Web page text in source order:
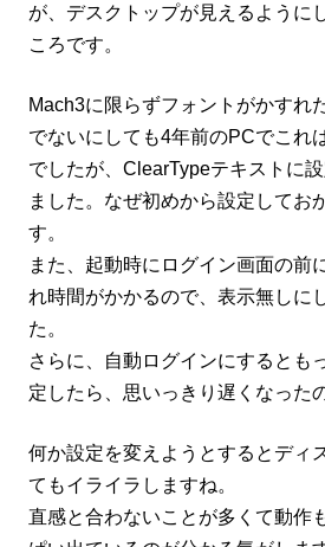
が、デスクトップが見えるように
ころです。
Mach3に限らずフォントがかすれ
でないにしても4年前のPCでこれ
でしたが、ClearTypeテキストに
ました。なぜ初めから設定してお
す。
また、起動時にログイン画面の前
れ時間がかかるので、表示無しに
た。
さらに、自動ログインにするとも
定したら、思いっきり遅くなった
何か設定を変えようとするとディ
てもイライラしますね。
直感と合わないことが多くて動作